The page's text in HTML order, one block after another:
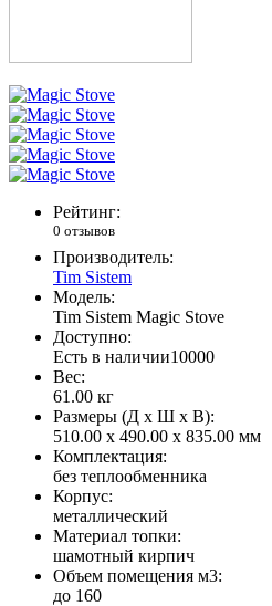
Рейтинг:
0 отзывов
Производитель:
Tim Sistem
Модель:
Tim Sistem Magic Stove
Доступно:
Есть в наличии10000
Вес:
61.00 кг
Размеры (Д x Ш x В):
510.00 x 490.00 x 835.00 мм
Комплектация:
без теплообменника
Корпус:
металлический
Материал топки:
шамотный кирпич
Объем помещения м3:
до 160